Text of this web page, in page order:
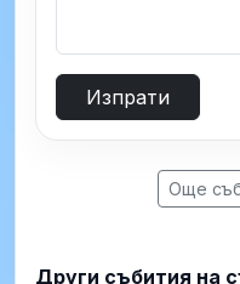
Изпрати
Още
Други събития на